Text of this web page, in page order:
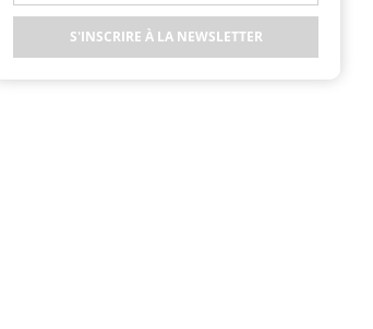
S'INSCRIRE À LA NEWSLETTER